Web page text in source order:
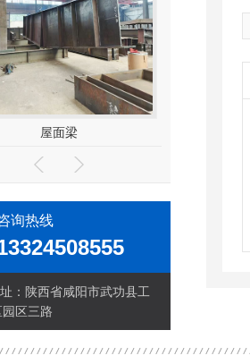
屋面梁
询热线
：陕西省咸阳市武功县工
区三路